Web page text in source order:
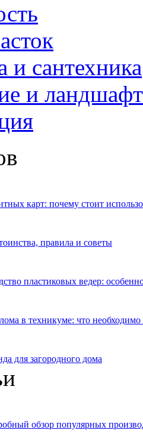
и сантехника
и
карт: почему стоит
правила и советы
пластиковых ведер:
в техникуме: что необходимо
для загородного дома
обзор популярных